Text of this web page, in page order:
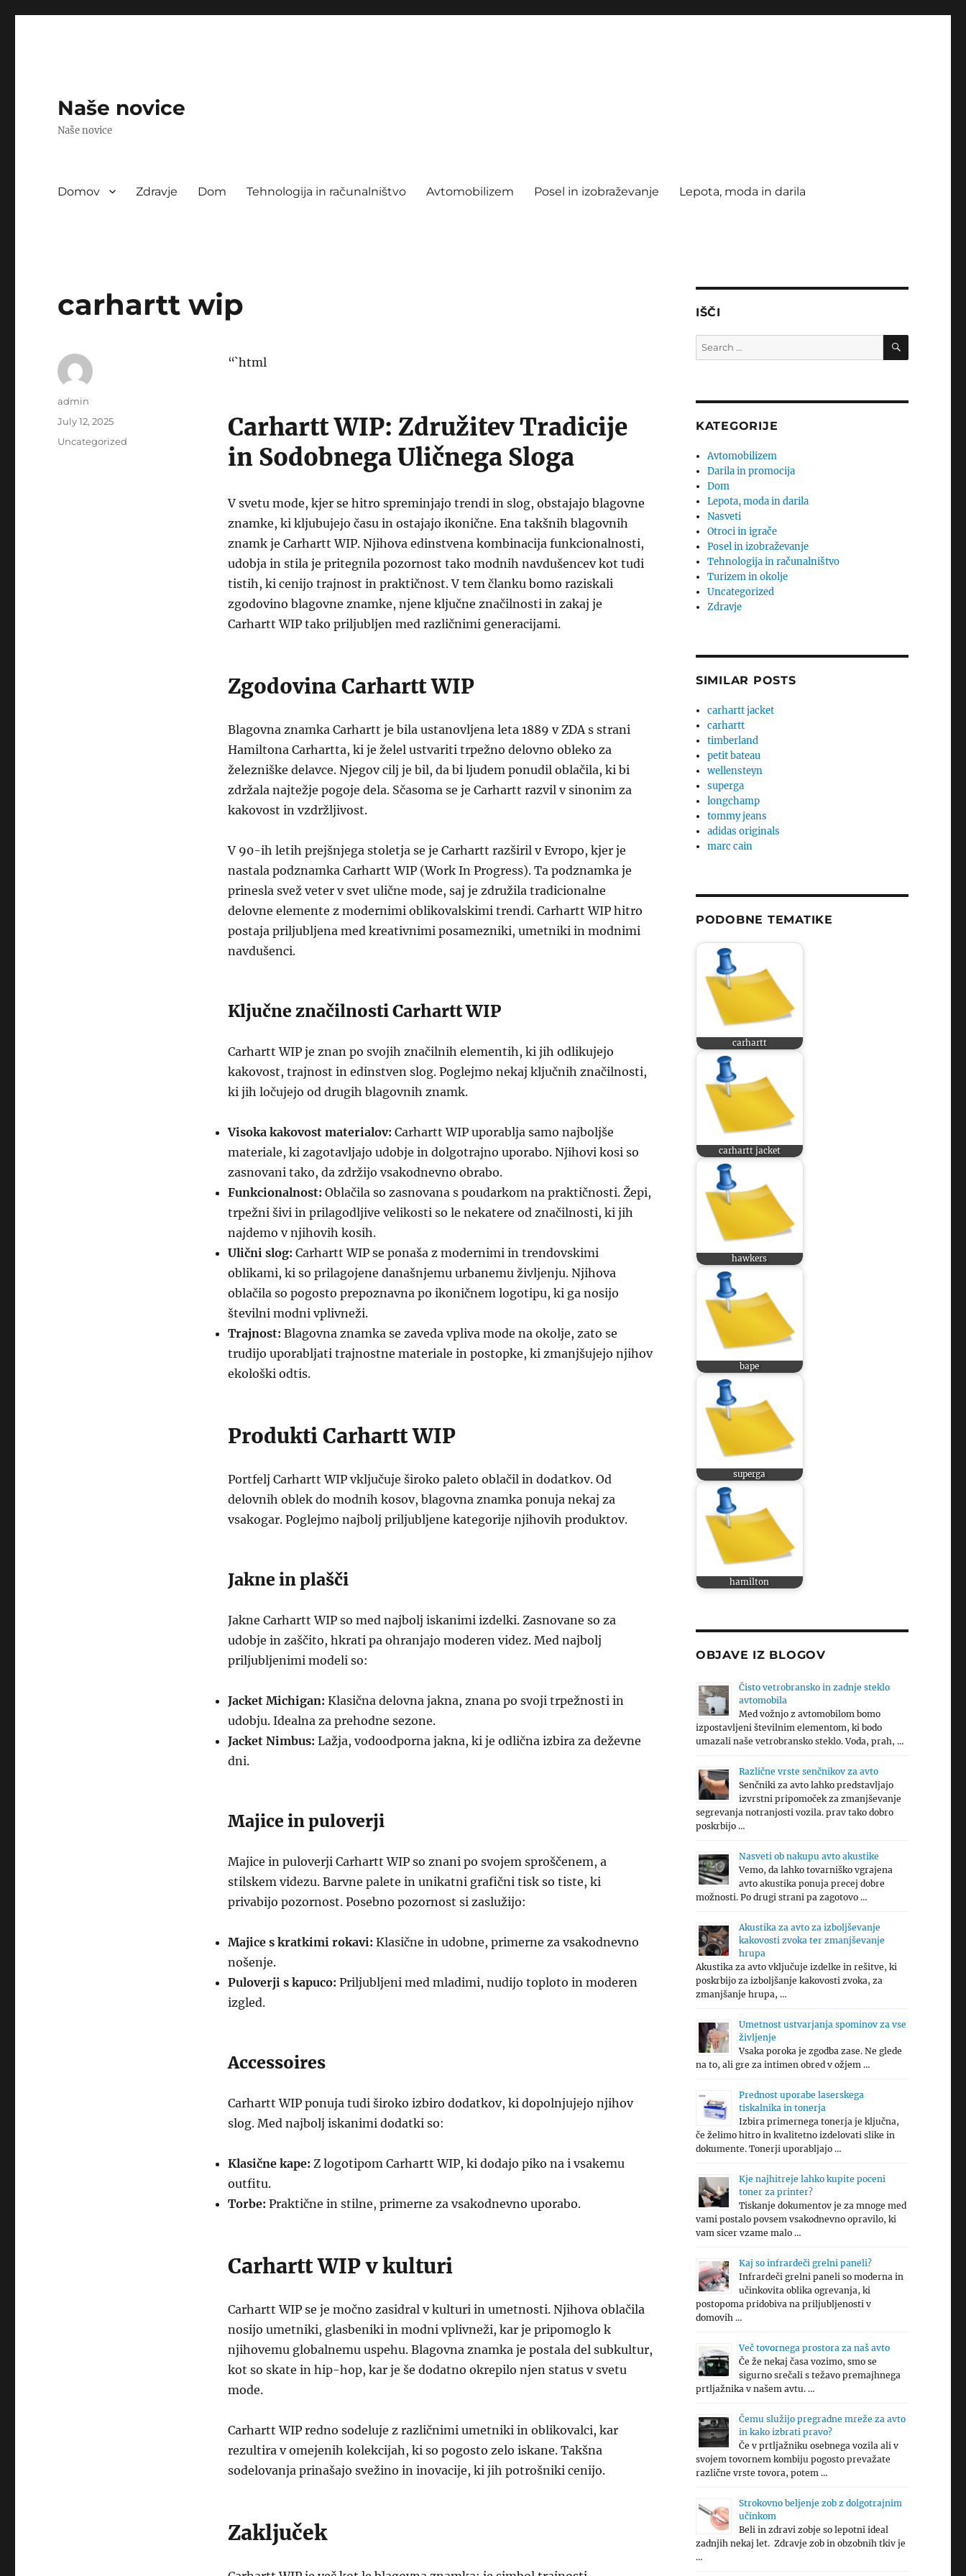
Naše novice
Naše novice
Domov Zdravje Dom Tehnologija in računalništvo Avtomobilizem Posel in izobraževanje Lepota, moda in darila
carhartt wip
“`html
Carhartt WIP: Združitev Tradicije
in Sodobnega Uličnega Sloga
V svetu mode, kjer se hitro spreminjajo trendi in slog, obstajajo blagovne
znamke, ki kljubujejo času in ostajajo ikonične. Ena takšnih blagovnih
znamk je Carhartt WIP. Njihova edinstvena kombinacija funkcionalnosti,
udobja in stila je pritegnila pozornost tako modnih navdušencev kot tudi
tistih, ki cenijo trajnost in praktičnost. V tem članku bomo raziskali
zgodovino blagovne znamke, njene ključne značilnosti in zakaj je
Carhartt WIP tako priljubljen med različnimi generacijami.
Zgodovina Carhartt WIP
Blagovna znamka Carhartt je bila ustanovljena leta 1889 v ZDA s strani
Hamiltona Carhartta, ki je želel ustvariti trpežno delovno obleko za
železniške delavce. Njegov cilj je bil, da bi ljudem ponudil oblačila, ki bi
zdržala najtežje pogoje dela. Sčasoma se je Carhartt razvil v sinonim za
kakovost in vzdržljivost.
V 90-ih letih prejšnjega stoletja se je Carhartt razširil v Evropo, kjer je
nastala podznamka Carhartt WIP (Work In Progress). Ta podznamka je
prinesla svež veter v svet ulične mode, saj je združila tradicionalne
delovne elemente z modernimi oblikovalskimi trendi. Carhartt WIP hitro
postaja priljubljena med kreativnimi posamezniki, umetniki in modnimi
navdušenci.
Ključne značilnosti Carhartt WIP
Carhartt WIP je znan po svojih značilnih elementih, ki jih odlikujejo
kakovost, trajnost in edinstven slog. Poglejmo nekaj ključnih značilnosti,
ki jih ločujejo od drugih blagovnih znamk.
Visoka kakovost materialov: Carhartt WIP uporablja samo najboljše
materiale, ki zagotavljajo udobje in dolgotrajno uporabo. Njihovi kosi so
zasnovani tako, da zdržijo vsakodnevno obrabo.
Funkcionalnost: Oblačila so zasnovana s poudarkom na praktičnosti. Žepi,
trpežni šivi in prilagodljive velikosti so le nekatere od značilnosti, ki jih
najdemo v njihovih kosih.
Ulični slog: Carhartt WIP se ponaša z modernimi in trendovskimi
oblikami, ki so prilagojene današnjemu urbanemu življenju. Njihova
oblačila so pogosto prepoznavna po ikoničnem logotipu, ki ga nosijo
številni modni vplivneži.
Trajnost: Blagovna znamka se zaveda vpliva mode na okolje, zato se
trudijo uporabljati trajnostne materiale in postopke, ki zmanjšujejo njihov
ekološki odtis.
Produkti Carhartt WIP
Portfelj Carhartt WIP vključuje široko paleto oblačil in dodatkov. Od
delovnih oblek do modnih kosov, blagovna znamka ponuja nekaj za
vsakogar. Poglejmo najbolj priljubljene kategorije njihovih produktov.
Jakne in plašči
Jakne Carhartt WIP so med najbolj iskanimi izdelki. Zasnovane so za
udobje in zaščito, hkrati pa ohranjajo moderen videz. Med najbolj
priljubljenimi modeli so:
Jacket Michigan: Klasična delovna jakna, znana po svoji trpežnosti in
udobju. Idealna za prehodne sezone.
Jacket Nimbus: Lažja, vodoodporna jakna, ki je odlična izbira za deževne
dni.
Majice in puloverji
Majice in puloverji Carhartt WIP so znani po svojem sproščenem, a
stilskem videzu. Barvne palete in unikatni grafični tisk so tiste, ki
privabijo pozornost. Posebno pozornost si zaslužijo:
Majice s kratkimi rokavi: Klasične in udobne, primerne za vsakodnevno
nošenje.
Puloverji s kapuco: Priljubljeni med mladimi, nudijo toploto in moderen
izgled.
Accessoires
Carhartt WIP ponuja tudi široko izbiro dodatkov, ki dopolnjujejo njihov
slog. Med najbolj iskanimi dodatki so:
Klasične kape: Z logotipom Carhartt WIP, ki dodajo piko na i vsakemu
outfitu.
Torbe: Praktične in stilne, primerne za vsakodnevno uporabo.
Carhartt WIP v kulturi
Carhartt WIP se je močno zasidral v kulturi in umetnosti. Njihova oblačila
nosijo umetniki, glasbeniki in modni vplivneži, kar je pripomoglo k
njihovemu globalnemu uspehu. Blagovna znamka je postala del subkultur,
kot so skate in hip-hop, kar je še dodatno okrepilo njen status v svetu
mode.
Carhartt WIP redno sodeluje z različnimi umetniki in oblikovalci, kar
rezultira v omejenih kolekcijah, ki so pogosto zelo iskane. Takšna
sodelovanja prinašajo svežino in inovacije, ki jih potrošniki cenijo.
Zaključek
Author
admin
Posted
July 12, 2025
Categories
Uncategorized
IŠČI
Search
for:
SEARCH
KATEGORIJE
Avtomobilizem
Darila in promocija
Dom
Lepota, moda in darila
Nasveti
Otroci in igrače
Posel in izobraževanje
Tehnologija in računalništvo
Turizem in okolje
Uncategorized
Zdravje
SIMILAR POSTS
carhartt jacket
carhartt
timberland
petit bateau
wellensteyn
superga
longchamp
tommy jeans
adidas originals
marc cain
PODOBNE TEMATIKE
carhartt
carhartt jacket
hawkers
bape
superga
hamilton
OBJAVE IZ BLOGOV
Čisto vetrobransko in zadnje steklo
avtomobila
Med vožnjo z avtomobilom bomo
izpostavljeni številnim elementom, ki bodo
umazali naše vetrobransko steklo. Voda, prah, …
Različne vrste senčnikov za avto
Senčniki za avto lahko predstavljajo
izvrstni pripomoček za zmanjševanje
segrevanja notranjosti vozila. prav tako dobro
poskrbijo …
Nasveti ob nakupu avto akustike
Vemo, da lahko tovarniško vgrajena
avto akustika ponuja precej dobre
možnosti. Po drugi strani pa zagotovo …
Akustika za avto za izboljševanje
kakovosti zvoka ter zmanjševanje
hrupa
Akustika za avto vključuje izdelke in rešitve, ki
poskrbijo za izboljšanje kakovosti zvoka, za
zmanjšanje hrupa, …
Umetnost ustvarjanja spominov za vse
življenje
Vsaka poroka je zgodba zase. Ne glede
na to, ali gre za intimen obred v ožjem …
Prednost uporabe laserskega
tiskalnika in tonerja
Izbira primernega tonerja je ključna,
če želimo hitro in kvalitetno izdelovati slike in
dokumente. Tonerji uporabljajo …
Kje najhitreje lahko kupite poceni
toner za printer?
Tiskanje dokumentov je za mnoge med
vami postalo povsem vsakodnevno opravilo, ki
vam sicer vzame malo …
Kaj so infrardeči grelni paneli?
Infrardeči grelni paneli so moderna in
učinkovita oblika ogrevanja, ki
postopoma pridobiva na priljubljenosti v
domovih …
Več tovornega prostora za naš avto
Če že nekaj časa vozimo, smo se
sigurno srečali s težavo premajhnega
prtljažnika v našem avtu. …
Čemu služijo pregradne mreže za avto
in kako izbrati pravo?
Če v prtljažniku osebnega vozila ali v
svojem tovornem kombiju pogosto prevažate
različne vrste tovora, potem …
Strokovno beljenje zob z dolgotrajnim
učinkom
Beli in zdravi zobje so lepotni ideal
zadnjih nekaj let. Zdravje zob in obzobnih tkiv je
…